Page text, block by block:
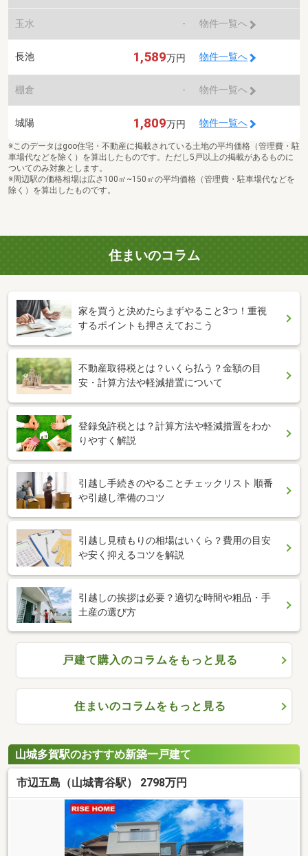
玉水 - 物件一覧へ
長池 1,589万円 物件一覧へ
棚倉 - 物件一覧へ
城陽 1,809万円 物件一覧へ
※このデータはgoo住宅・不動産に掲載されている土地の平均価格（管理費・駐
車場代などを除く）を算出したものです。ただし5戸以上の掲載があるものに
ついてのみ対象とします。
※周辺駅の価格相場は広さ100㎡~150㎡の平均価格（管理費・駐車場代などを
除く）を算出したものです。
住まいのコラム
家を買うと決めたらまずやること3つ！重視
するポイントも押さえておこう
不動産取得税とは？いくら払う？金額の目
安・計算方法や軽減措置について
登録免許税とは？計算方法や軽減措置をわか
りやすく解説
引越し手続きのやることチェックリスト 順番
や引越し準備のコツ
引越し見積もりの相場はいくら？費用の目安
や安く抑えるコツを解説
引越しの挨拶は必要？適切な時間や粗品・手
土産の選び方
戸建て購入のコラムをもっと見る
住まいのコラムをもっと見る
山城多賀駅のおすすめ新築一戸建て
市辺五島（山城青谷駅） 2798万円